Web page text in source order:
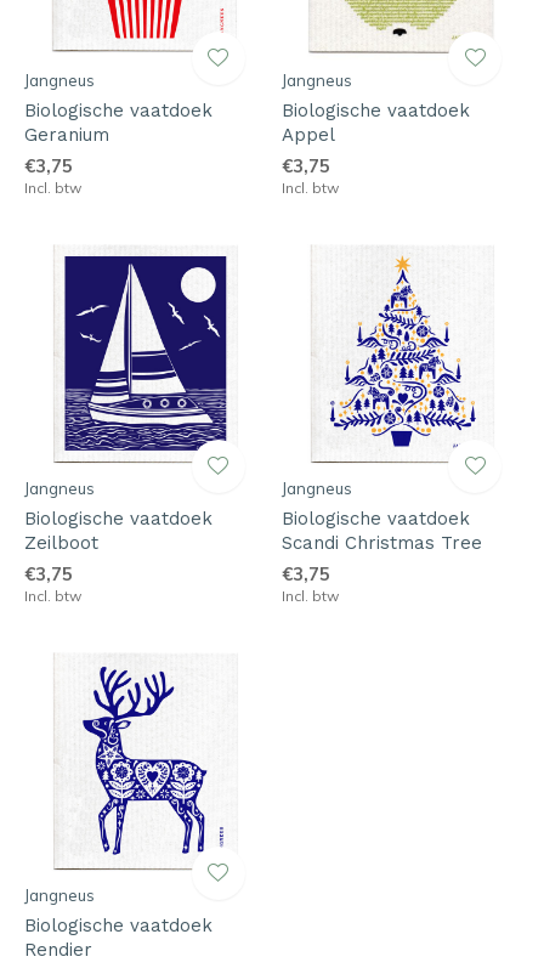
Jangneus
Biologische vaatdoek
Geranium
€3,75
Incl. btw
Jangneus
Biologische vaatdoek
Appel
€3,75
Incl. btw
Jangneus
Biologische vaatdoek
Zeilboot
€3,75
Incl. btw
Jangneus
Biologische vaatdoek
Scandi Christmas Tree
€3,75
Incl. btw
Jangneus
Biologische vaatdoek
Rendier